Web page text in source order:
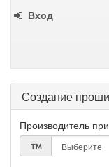
Вход
Создание
Производитель